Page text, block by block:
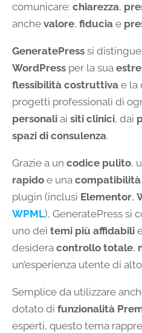
comunicare: chiarezza,
anche valore, fiducia e
GeneratePress si
WordPress per la sua
flessibilità costruttiva e la
progetti professionali di
personali ai siti clinici, dai
spazi di consulenza.
Grazie a un codice pulito,
rapido e una
plugin (inclusi Elementor,
WPML), GeneratePress si
uno dei temi più affidabili
desidera controllo totale,
un’esperienza utente di
Semplice da utilizzare
dotato di funzionalità
esperti, questo tema